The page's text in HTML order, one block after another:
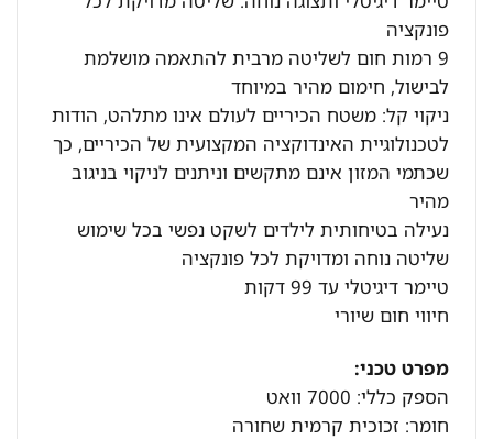
פונקציה
9 רמות חום לשליטה מרבית להתאמה מושלמת
לבישול, חימום מהיר במיוחד
ניקוי קל: משטח הכיריים לעולם אינו מתלהט, הודות
לטכנולוגיית האינדוקציה המקצועית של הכיריים, כך
שכתמי המזון אינם מתקשים וניתנים לניקוי בניגוב
מהיר
נעילה בטיחותית לילדים לשקט נפשי בכל שימוש
שליטה נוחה ומדויקת לכל פונקציה
טיימר דיגיטלי עד 99 דקות
חיווי חום שיורי
מפרט טכני:
הספק כללי: 7000 וואט
חומר: זכוכית קרמית שחורה